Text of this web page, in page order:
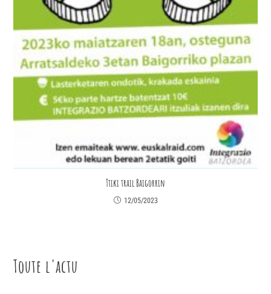
Ttiki trail Baigorrin
12/05/2023
Toute l'actu